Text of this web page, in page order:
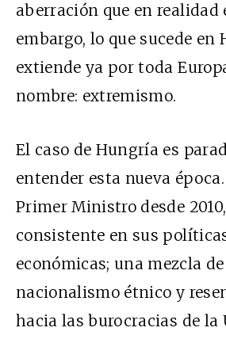
aberración que en realidad
embargo, lo que sucede en
extiende ya por toda
nombre: extremismo.
El caso de Hungría es
entender esta nueva
Primer Ministro desde
consistente en sus
económicas; una mezcla
nacionalismo étnico y
hacia las burocracias de la